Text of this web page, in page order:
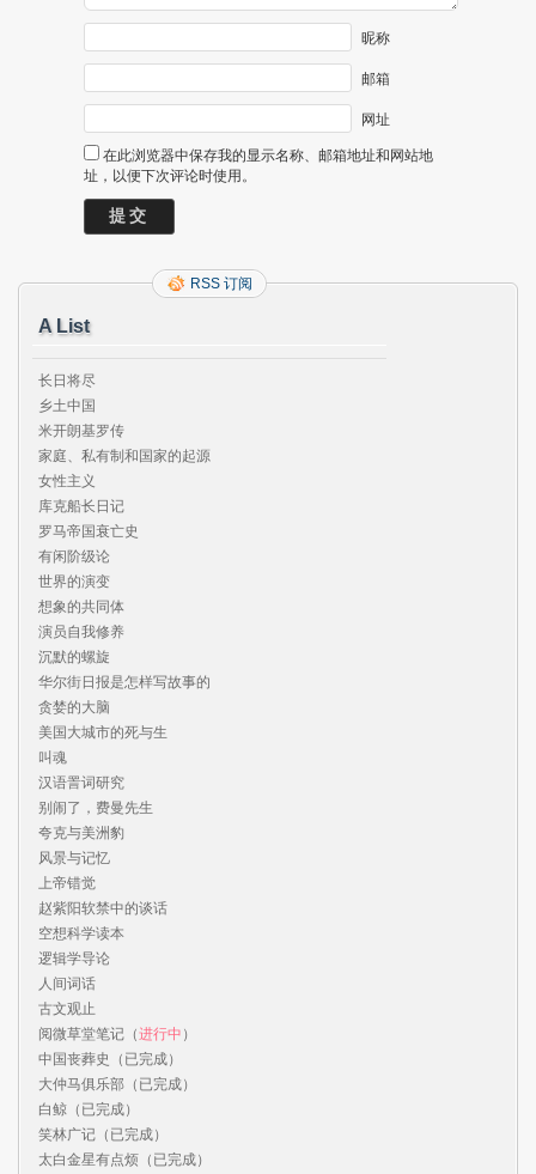
昵称
邮箱
网址
在此浏览器中保存我的显示名称、邮箱地址和网站地
址，以便下次评论时使用。
RSS 订阅
A List
长日将尽
乡土中国
米开朗基罗传
家庭、私有制和国家的起源
女性主义
库克船长日记
罗马帝国衰亡史
有闲阶级论
世界的演变
想象的共同体
演员自我修养
沉默的螺旋
华尔街日报是怎样写故事的
贪婪的大脑
美国大城市的死与生
叫魂
汉语詈词研究
别闹了，费曼先生
夸克与美洲豹
风景与记忆
上帝错觉
赵紫阳软禁中的谈话
空想科学读本
逻辑学导论
人间词话
古文观止
阅微草堂笔记（进行中 ）
中国丧葬史（已完成）
大仲马俱乐部（已完成）
白鲸（已完成）
笑林广记（已完成）
太白金星有点烦（已完成）